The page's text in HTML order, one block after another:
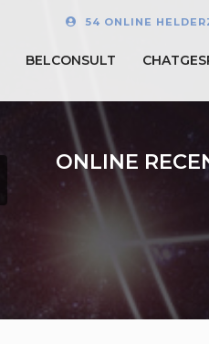
54 ONLINE
BELCONSULT
ONLINE